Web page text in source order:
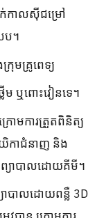
កាលស៊ីជម្រៅ
ប។
រុមគ្រូពេទ្យ
ម ឬ​ពោះវៀន​ទេ។
ោមការត្រួតពិនិត្យ
យិកាជំនាញ និង
ព្យាបាលដោយគីមី។
ាបាលដោយពន្លឺ 3D